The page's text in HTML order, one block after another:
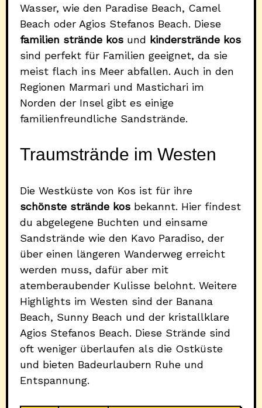
Wasser, wie den Paradise Beach, Camel
Beach oder Agios Stefanos Beach. Diese
familien strände kos und kinderstrände kos
sind perfekt für Familien geeignet, da sie
meist flach ins Meer abfallen. Auch in den
Regionen Marmari und Mastichari im
Norden der Insel gibt es einige
familienfreundliche Sandstrände.
Traumstrände im Westen
Die Westküste von Kos ist für ihre
schönste strände kos bekannt. Hier findest
du abgelegene Buchten und einsame
Sandstrände wie den Kavo Paradiso, der
über einen längeren Wanderweg erreicht
werden muss, dafür aber mit
atemberaubender Kulisse belohnt. Weitere
Highlights im Westen sind der Banana
Beach, Sunny Beach und der kristallklare
Agios Stefanos Beach. Diese Strände sind
oft weniger überlaufen als die Ostküste
und bieten Badeurlaubern Ruhe und
Entspannung.